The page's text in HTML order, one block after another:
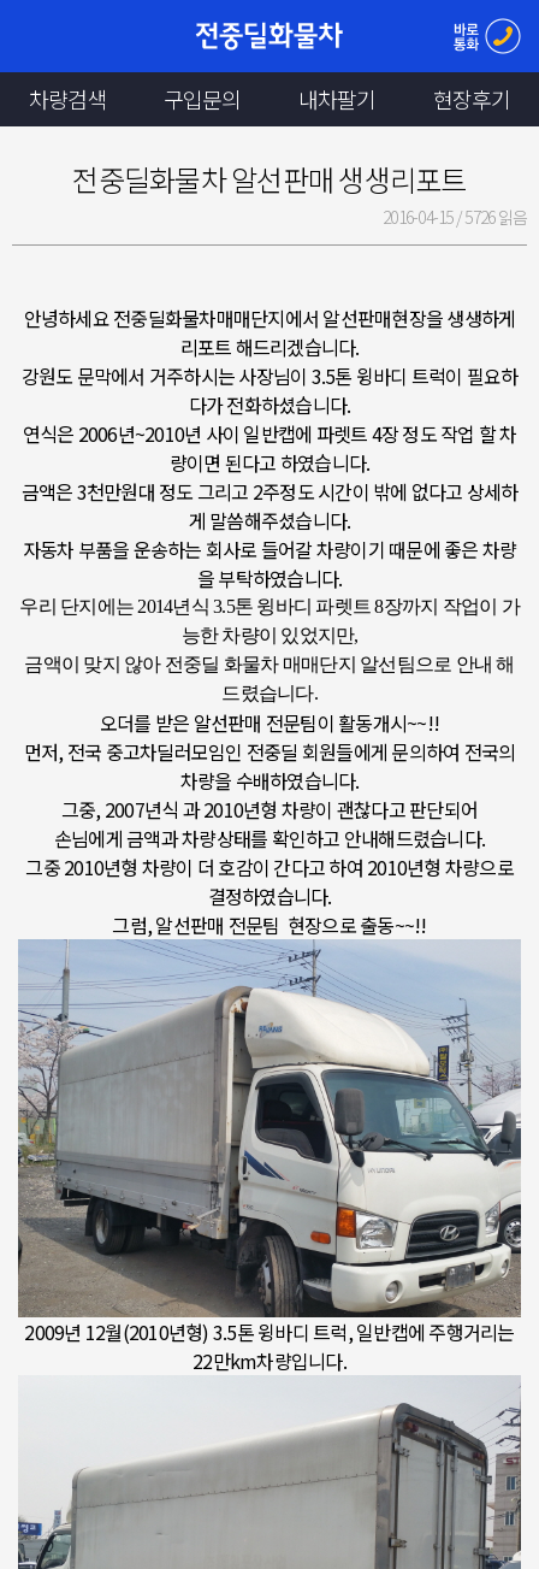
차량검색 구입문의 내차팔기 현장후기
전중딜화물차 알선판매 생생리포트
2016-04-15 /5726 읽음
안녕하세요 전중딜화물차매매단지에서 알선판매현장을 생생하게
리포트 해드리겠습니다.
강원도 문막에서 거주하시는 사장님이 3.5톤 윙바디 트럭이 필요하
다가 전화하셨습니다.
연식은 2006년~2010년 사이 일반캡에 파렛트 4장 정도 작업 할 차
량이면 된다고 하였습니다.
금액은 3천만원대 정도 그리고 2주정도 시간이 밖에 없다고 상세하
게 말씀해주셨습니다.
자동차 부품을 운송하는 회사로 들어갈 차량이기 때문에 좋은 차량
을 부탁하였습니다.
우리 단지에는 2014년식 3.5톤 윙바디 파렛트 8장까지 작업이 가
능한 차량이 있었지만,
금액이 맞지 않아 전중딜 화물차 매매단지 알선팀으로 안내 해
드렸습니다.
오더를 받은 알선판매 전문팀이 활동개시~~!!
먼저, 전국 중고차딜러모임인 전중딜 회원들에게 문의하여 전국의
차량을 수배하였습니다.
그중, 2007년식 과 2010년형 차량이 괜찮다고 판단되어
손님에게 금액과 차량상태를 확인하고 안내해드렸습니다.
그중 2010년형 차량이 더 호감이 간다고 하여 2010년형 차량으로
결정하였습니다.
그럼, 알선판매 전문팀 현장으로 출동~~!!
2009년 12월(2010년형) 3.5톤 윙바디 트럭, 일반캡에 주행거리는
22만km차량입니다.